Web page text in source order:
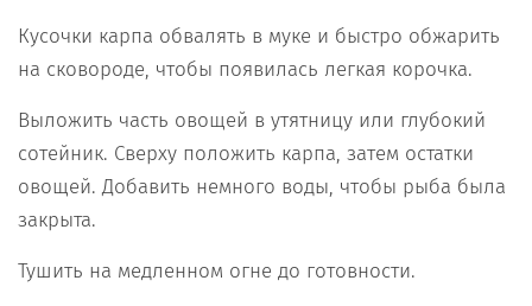
Кусочки карпа обвалять в муке и быстро обжарить
на сковороде, чтобы появилась легкая корочка.
Выложить часть овощей в утятницу или глубокий
сотейник. Сверху положить карпа, затем остатки
овощей. Добавить немного воды, чтобы рыба была
закрыта.
Тушить на медленном огне до готовности.